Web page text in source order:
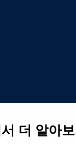
더 알아보